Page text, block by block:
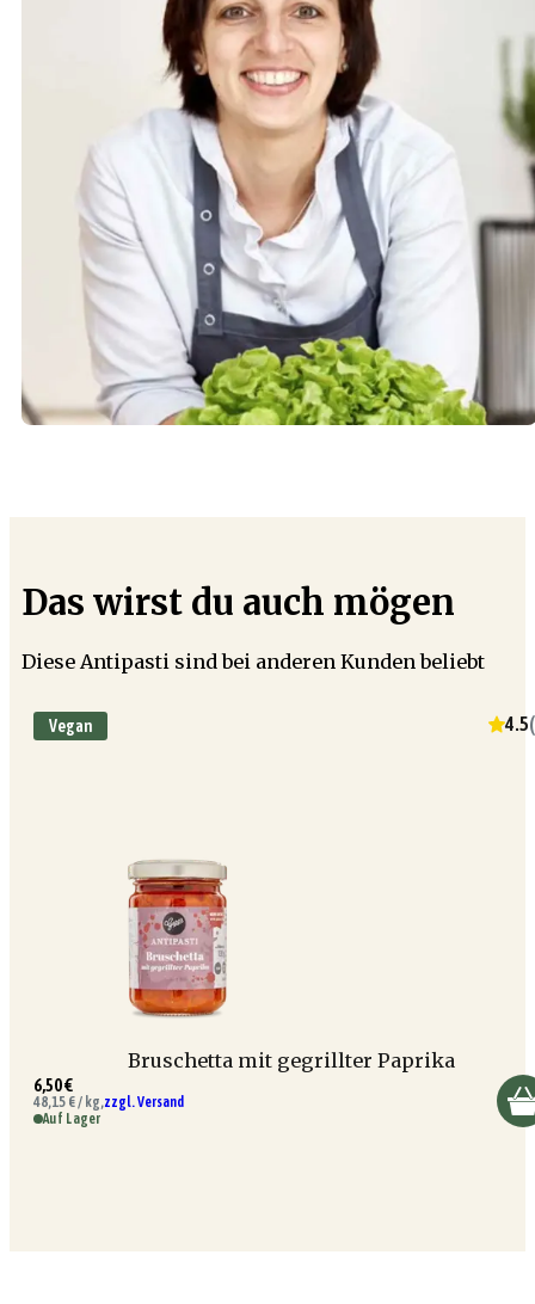
Das wirst du auch mögen
Diese Antipasti sind bei anderen Kunden beliebt
Vegan 4.5(
Bruschetta mit gegrillter Paprika
6,50 €
48,15 € / kg,zzgl. Versand
Auf Lager